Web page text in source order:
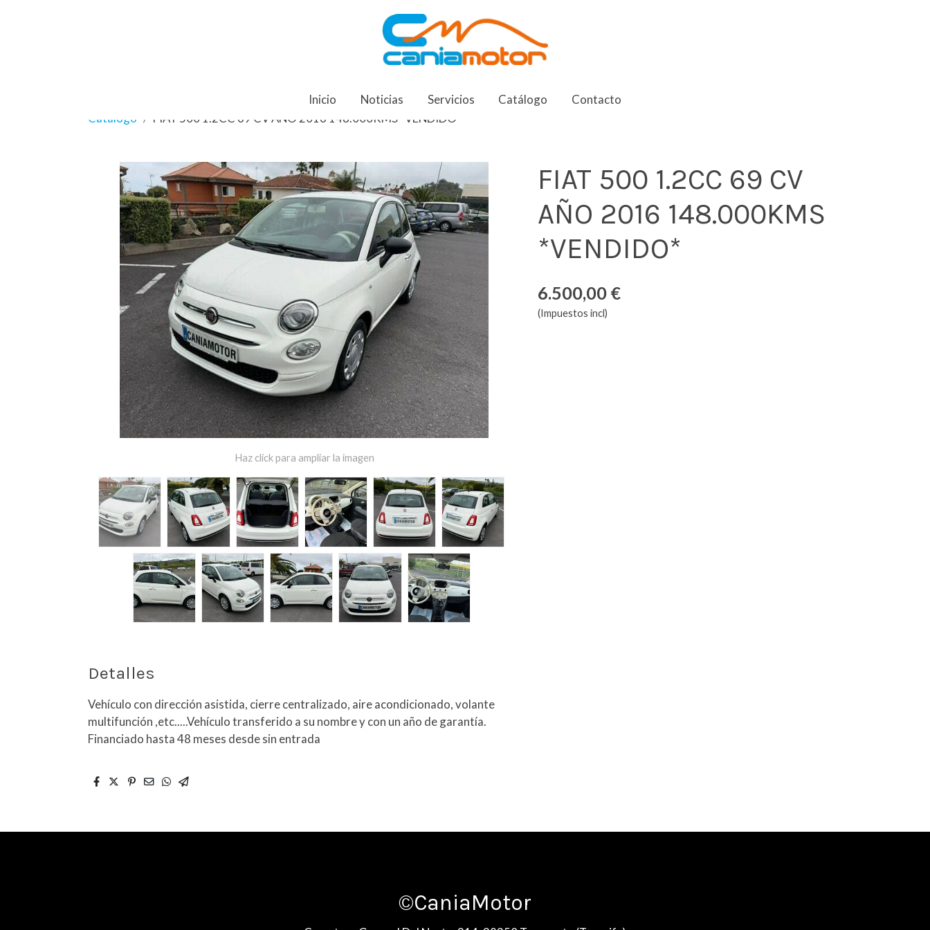
Inicio Noticias Servicios Catálogo
Contacto
Catálogo
FIAT 500 1.2CC 69 CV AÑO 2016 148.000KMS *VENDIDO*
Haz click para ampliar la imagen
Detalles
Vehículo con dirección asistida, cierre centralizado, aire acondicionado, volante
multifunción ,etc.....Vehículo transferido a su nombre y con un año de garantía.
Financiado hasta 48 meses desde sin entrada
FIAT 500 1.2CC 69 CV
AÑO 2016 148.000KMS
*VENDIDO*
6.500,00 €
(Impuestos incl)
©CaniaMotor